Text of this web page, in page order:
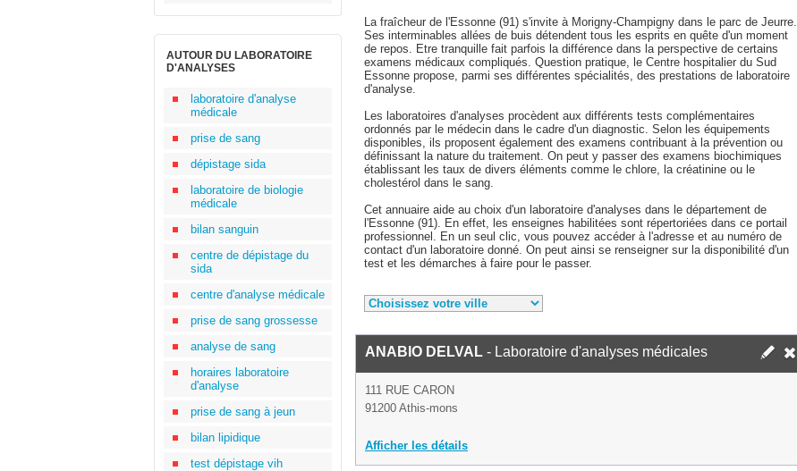
AUTOUR DU LABORATOIRE
D'ANALYSES
laboratoire d'analyse
médicale
prise de sang
dépistage sida
laboratoire de biologie
médicale
bilan sanguin
centre de dépistage du
sida
centre d'analyse médicale
prise de sang grossesse
analyse de sang
horaires laboratoire
d'analyse
prise de sang à jeun
bilan lipidique
test dépistage vih
La fraîcheur de l'Essonne (91) s'invite à Morigny-Champigny dans le parc de Jeurre.
Ses interminables allées de buis détendent tous les esprits en quête d'un moment
de repos. Etre tranquille fait parfois la différence dans la perspective de certains
examens médicaux compliqués. Question pratique, le Centre hospitalier du Sud
Essonne propose, parmi ses différentes spécialités, des prestations de laboratoire
d'analyse.
Les laboratoires d'analyses procèdent aux différents tests complémentaires
ordonnés par le médecin dans le cadre d'un diagnostic. Selon les équipements
disponibles, ils proposent également des examens contribuant à la prévention ou
définissant la nature du traitement. On peut y passer des examens biochimiques
établissant les taux de divers éléments comme le chlore, la créatinine ou le
cholestérol dans le sang.
Cet annuaire aide au choix d'un laboratoire d'analyses dans le département de
l'Essonne (91). En effet, les enseignes habilitées sont répertoriées dans ce portail
professionnel. En un seul clic, vous pouvez accéder à l'adresse et au numéro de
contact d'un laboratoire donné. On peut ainsi se renseigner sur la disponibilité d'un
test et les démarches à faire pour le passer.
ANABIO DELVAL - Laboratoire d'analyses médicales
111 RUE CARON
91200 Athis-mons
Afficher les détails